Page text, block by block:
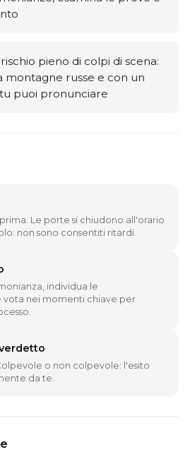
pieno di colpi di scena:
montagne russe e con un
puoi pronunciare
Le porte si chiudono all'orario
non sono consentiti ritardi.
individua le
vota nei momenti chiave per
o non colpevole: l'esito
da te.